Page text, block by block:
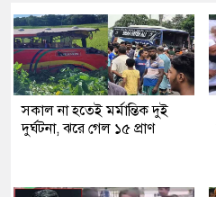
সকাল না হতেই মর্মান্তিক দুই
দুর্ঘটনা, ঝরে গেল ১৫ প্রাণ